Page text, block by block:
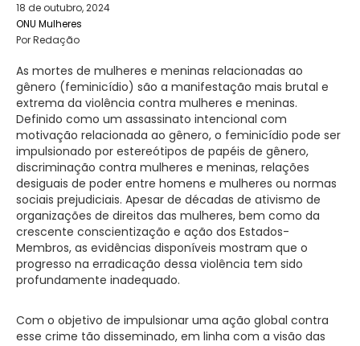
18 de outubro, 2024
ONU Mulheres
Por Redação
As mortes de mulheres e meninas relacionadas ao
gênero (feminicídio) são a manifestação mais brutal e
extrema da violência contra mulheres e meninas.
Definido como um assassinato intencional com
motivação relacionada ao gênero, o feminicídio pode ser
impulsionado por estereótipos de papéis de gênero,
discriminação contra mulheres e meninas, relações
desiguais de poder entre homens e mulheres ou normas
sociais prejudiciais. Apesar de décadas de ativismo de
organizações de direitos das mulheres, bem como da
crescente conscientização e ação dos Estados-
Membros, as evidências disponíveis mostram que o
progresso na erradicação dessa violência tem sido
profundamente inadequado.
Com o objetivo de impulsionar uma ação global contra
esse crime tão disseminado, em linha com a visão das